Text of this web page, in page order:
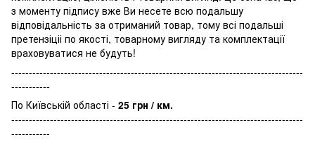
з моменту підпису вже Ви несете всю подальшу
відповідальність за отриманий товар, тому всі подальші
претензіціі по якості, товарному вигляду та комплектації
враховуватися не будуть!
-----------------------------------------------------------------------------------
-----------
По Київській області - 25 грн / км.
-----------------------------------------------------------------------------------
-----------